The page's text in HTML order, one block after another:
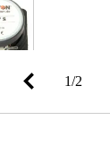
1/2